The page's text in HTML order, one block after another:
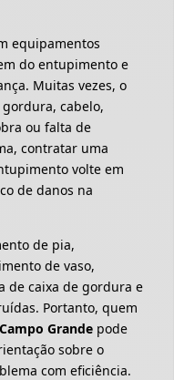
equipamentos
do entupimento e
Muitas vezes, o
cabelo,
ou falta de
contratar uma
volte em
de danos na
de pia,
de vaso,
de caixa de gordura e
Portanto, quem
Grande pode
sobre o
com eficiência.